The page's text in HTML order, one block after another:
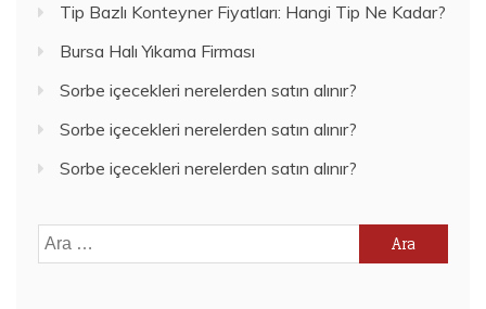
Tip Bazlı Konteyner Fiyatları: Hangi Tip Ne Kadar?
Bursa Halı Yıkama Firması
Sorbe içecekleri nerelerden satın alınır?
Sorbe içecekleri nerelerden satın alınır?
Sorbe içecekleri nerelerden satın alınır?
Arama: